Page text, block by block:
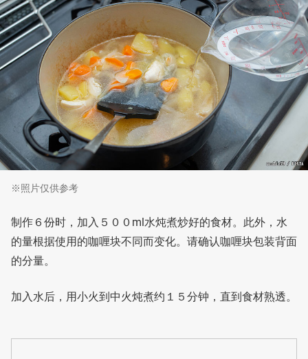
※照片仅供参考
制作６份时，加入５００ml水炖煮炒好的食材。此外，水
的量根据使用的咖喱块不同而变化。请确认咖喱块包装背面
的分量。
加入水后，用小火到中火炖煮约１５分钟，直到食材熟透。